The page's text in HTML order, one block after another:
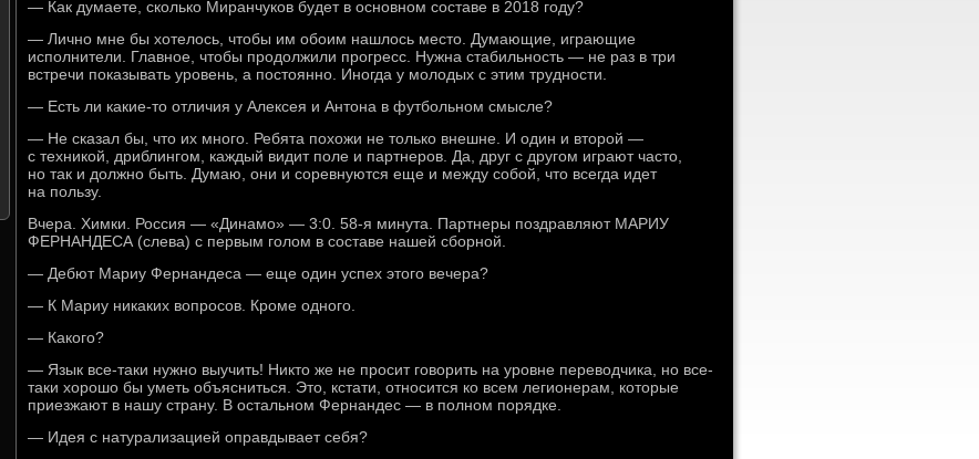
— Как думаете, сколько Миранчуков будет в основном составе в 2018 году?
— Лично мне бы хотелось, чтобы им обоим нашлось место. Думающие, играющие
исполнители. Главное, чтобы продолжили прогресс. Нужна стабильность — не раз в три
встречи показывать уровень, а постоянно. Иногда у молодых с этим трудности.
— Есть ли какие-то отличия у Алексея и Антона в футбольном смысле?
— Не сказал бы, что их много. Ребята похожи не только внешне. И один и второй —
с техникой, дриблингом, каждый видит поле и партнеров. Да, друг с другом играют часто,
но так и должно быть. Думаю, они и соревнуются еще и между собой, что всегда идет
на пользу.
Вчера. Химки. Россия — «Динамо» — 3:0. 58-я минута. Партнеры поздравляют МАРИУ
ФЕРНАНДЕСА (слева) с первым голом в составе нашей сборной.
— Дебют Мариу Фернандеса — еще один успех этого вечера?
— К Мариу никаких вопросов. Кроме одного.
— Какого?
— Язык все-таки нужно выучить! Никто же не просит говорить на уровне переводчика, но все-
таки хорошо бы уметь объясниться. Это, кстати, относится ко всем легионерам, которые
приезжают в нашу страну. В остальном Фернандес — в полном порядке.
— Идея с натурализацией оправдывает себя?